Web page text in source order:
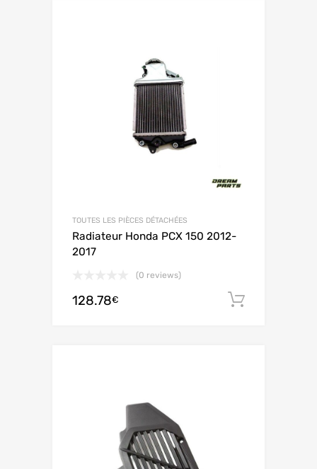
TOUTES LES PIÈCES DÉTACHÉES
Radiateur Honda PCX 150 2012-
2017
(0 reviews)
128.78€